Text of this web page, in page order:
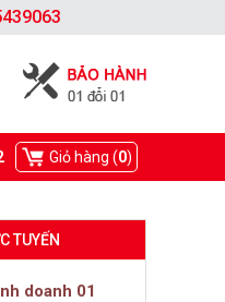
Giỏ hàng (0)
TUYẾN
doanh 01